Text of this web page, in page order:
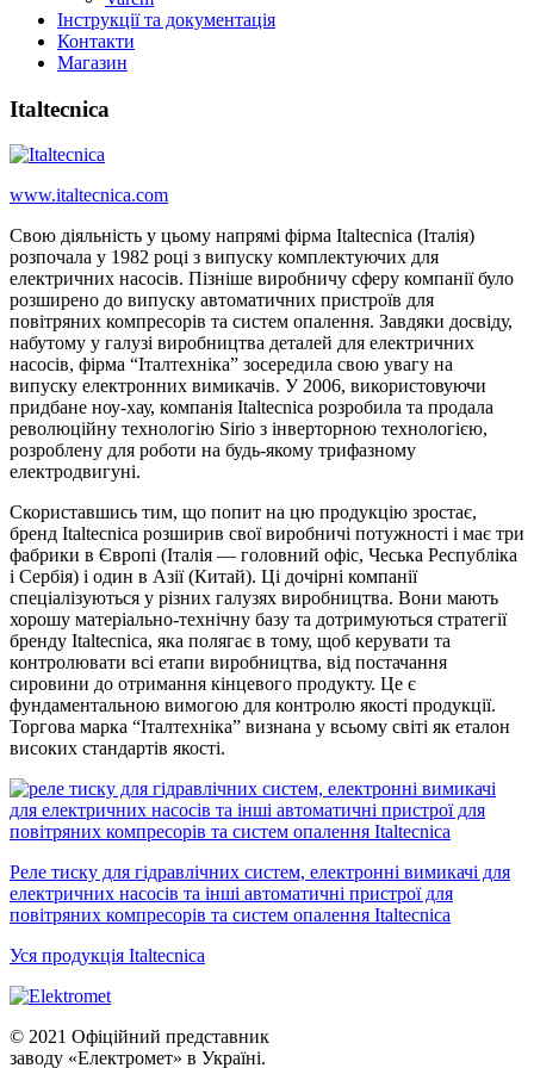
Інструкції та документація
Контакти
Магазин
Italtecnica
www.italtecnica.com
Свою діяльність у цьому напрямі фірма Italtecnica (Італія)
розпочала у 1982 році з випуску комплектуючих для
електричних насосів. Пізніше виробничу сферу компанії було
розширено до випуску автоматичних пристроїв для
повітряних компресорів та систем опалення. Завдяки досвіду,
набутому у галузі виробництва деталей для електричних
насосів, фірма “Італтехніка” зосередила свою увагу на
випуску електронних вимикачів. У 2006, використовуючи
придбане ноу-хау, компанія Italtecnica розробила та продала
революційну технологію Sirio з інверторною технологією,
розроблену для роботи на будь-якому трифазному
електродвигуні.
Скориставшись тим, що попит на цю продукцію зростає,
бренд Italtecnica розширив свої виробничі потужності і має три
фабрики в Європі (Італія — головний офіс, Чеська Республіка
і Сербія) і один в Азії (Китай). Ці дочірні компанії
спеціалізуються у різних галузях виробництва. Вони мають
хорошу матеріально-технічну базу та дотримуються стратегії
бренду Italtecnica, яка полягає в тому, щоб керувати та
контролювати всі етапи виробництва, від постачання
сировини до отримання кінцевого продукту. Це є
фундаментальною вимогою для контролю якості продукції.
Торгова марка “Італтехніка” визнана у всьому світі як еталон
високих стандартів якості.
Реле тиску для гідравлічних систем, електронні вимикачі для
електричних насосів та інші автоматичні пристрої для
повітряних компресорів та систем опалення Italtecnica
Уся продукція Italtecnica
© 2021 Офіційний представник
заводу «Електромет» в Україні.